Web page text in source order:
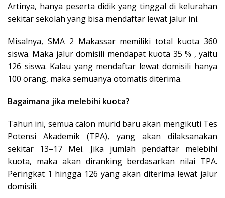
Artinya, hanya peserta didik yang tinggal di kelurahan
sekitar sekolah yang bisa mendaftar lewat jalur ini.
Misalnya, SMA 2 Makassar memiliki total kuota 360
siswa. Maka jalur domisili mendapat kuota 35 % , yaitu
126 siswa. Kalau yang mendaftar lewat domisili hanya
100 orang, maka semuanya otomatis diterima.
Bagaimana jika melebihi kuota?
Tahun ini, semua calon murid baru akan mengikuti Tes
Potensi Akademik (TPA), yang akan dilaksanakan
sekitar 13–17 Mei. Jika jumlah pendaftar melebihi
kuota, maka akan diranking berdasarkan nilai TPA.
Peringkat 1 hingga 126 yang akan diterima lewat jalur
domisili.